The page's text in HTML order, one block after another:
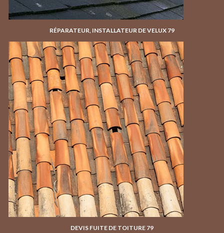
RÉPARATEUR, INSTALLATEUR DE VELUX 79
DEVIS FUITE DE TOITURE 79